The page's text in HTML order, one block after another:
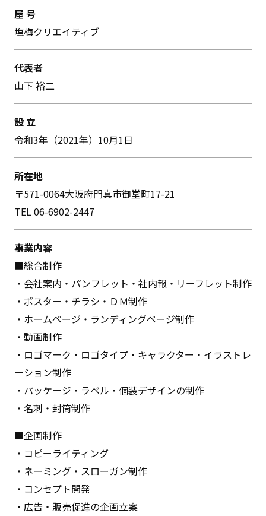
屋 号
塩梅クリエイティブ
代表者
⼭下 裕⼆
設 立
令和3年（2021年）10⽉1⽇
所在地
〒571-0064⼤阪府⾨真市御堂町17-21
TEL 06-6902-2447
事業内容
■総合制作
・会社案内・パンフレット・社内報・リーフレット制作
・ポスター・チラシ・ＤＭ制作
・ホームページ・ランディングページ制作
・動画制作
・ロゴマーク・ロゴタイプ・キャラクター・イラストレ
ーション制作
・パッケージ・ラベル・個装デザインの制作
・名刺・封筒制作
■企画制作
・コピーライティング
・ネーミング・スローガン制作
・コンセプト開発
・広告・販売促進の企画⽴案